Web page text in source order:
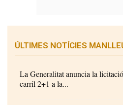
ÚLTIMES NOTÍCIES
La Generalitat anuncia la
carril 2+1 a la...